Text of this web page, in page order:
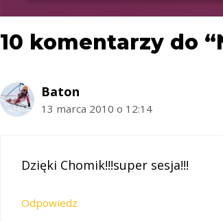
10 komentarzy do
Baton
13 marca 2010 o 12:14
Dzięki Chomik!!!super sesja!!!
Odpowiedz